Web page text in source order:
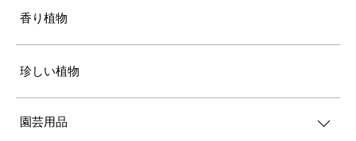
香り植物
珍しい植物
園芸用品